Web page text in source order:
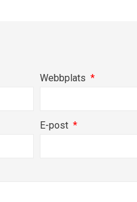
Webbplats
E-post